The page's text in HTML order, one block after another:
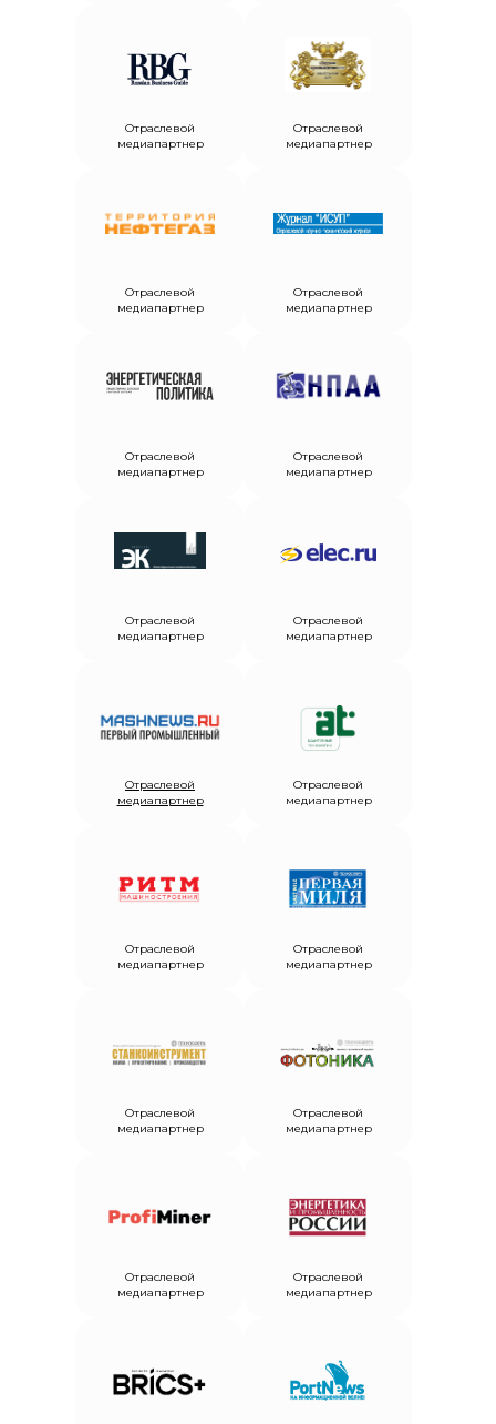
Отраслевой
медиапартнер
Отраслевой
медиапартнер
Отраслевой
медиапартнер
Отраслевой
медиапартнер
Отраслевой
медиапартнер
Отраслевой
медиапартнер
Отраслевой
медиапартнер
Отраслевой
медиапартнер
Отраслевой
медиапартнер
Отраслевой
медиапартнер
Отраслевой
медиапартнер
Отраслевой
медиапартнер
Отраслевой
медиапартнер
Отраслевой
медиапартнер
Отраслевой
медиапартнер
Отраслевой
медиапартнер